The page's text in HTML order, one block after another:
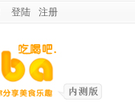
登陆 注册